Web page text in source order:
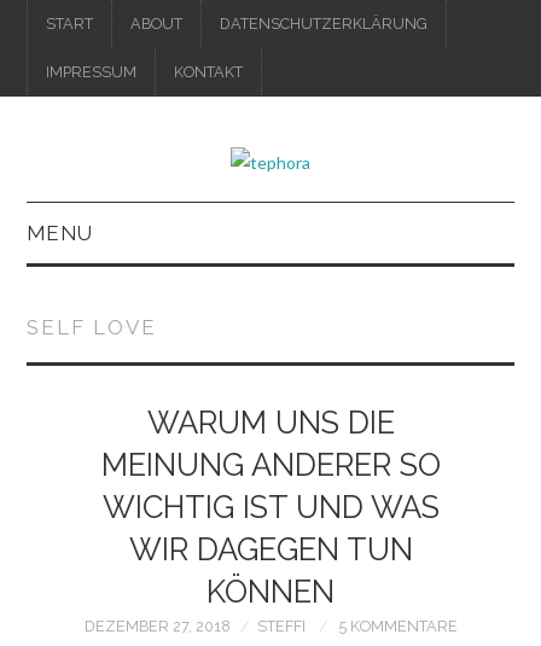
START ABOUT DATENSCHUTZERKLÄRUNG
IMPRESSUM KONTAKT
MENU
SELF LOVE
WARUM UNS DIE
MEINUNG ANDERER SO
WICHTIG IST UND WAS
WIR DAGEGEN TUN
KÖNNEN
DEZEMBER 27, 2018 STEFFI 5 KOMMENTARE